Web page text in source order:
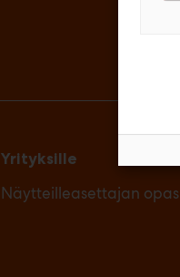
Yrityksille
Näytteilleasettajan opas